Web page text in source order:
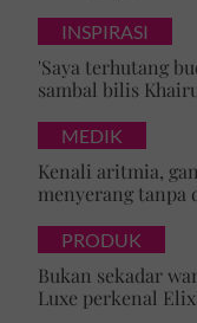
INSPIRASI
'Saya terhutang
sambal bilis
MEDIK
Kenali aritmia,
menyerang tanpa
PRODUK
Bukan sekadar
Luxe perkenal